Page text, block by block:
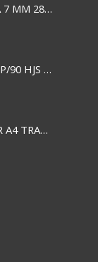
SILICONA BARRA CBX FINA 7 MM 28 CM
ESPIRAL PLASTICO 12 MM P/90 HJS X50X1500
TAPA PARA ENCUADERNAR A4 TRANSP x50x500